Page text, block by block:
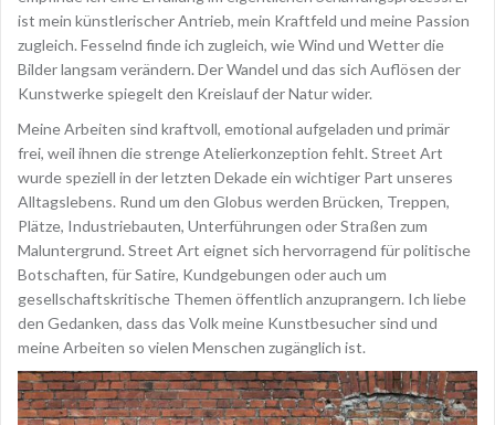
ist mein künstlerischer Antrieb, mein Kraftfeld und meine Passion
zugleich. Fesselnd finde ich zugleich, wie Wind und Wetter die
Bilder langsam verändern. Der Wandel und das sich Auflösen der
Kunstwerke spiegelt den Kreislauf der Natur wider.
Meine Arbeiten sind kraftvoll, emotional aufgeladen und primär
frei, weil ihnen die strenge Atelierkonzeption fehlt. Street Art
wurde speziell in der letzten Dekade ein wichtiger Part unseres
Alltagslebens. Rund um den Globus werden Brücken, Treppen,
Plätze, Industriebauten, Unterführungen oder Straßen zum
Maluntergrund. Street Art eignet sich hervorragend für politische
Botschaften, für Satire, Kundgebungen oder auch um
gesellschaftskritische Themen öffentlich anzuprangern. Ich liebe
den Gedanken, dass das Volk meine Kunstbesucher sind und
meine Arbeiten so vielen Menschen zugänglich ist.